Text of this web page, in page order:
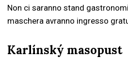
Non ci saranno stand
maschera avranno ingresso
Karlínský masopust